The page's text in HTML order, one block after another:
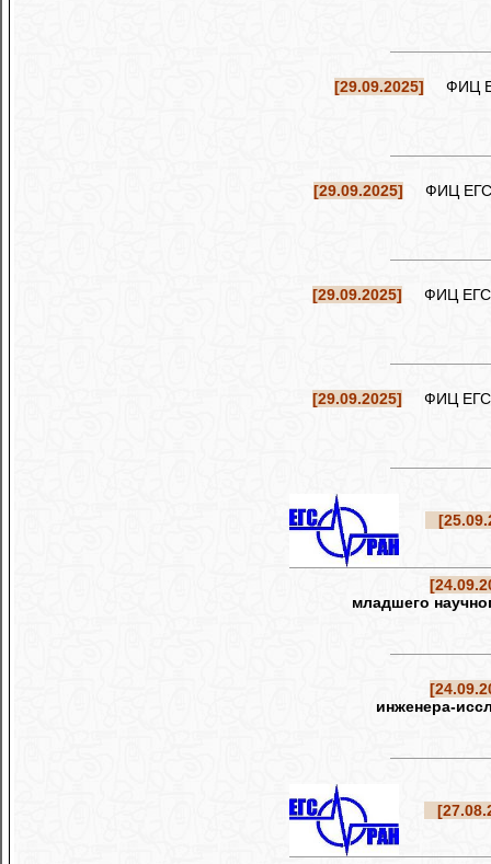
[29.09.2025] ФИЦ
[29.09.2025] ФИЦ ЕГС
[29.09.2025] ФИЦ ЕГС
[29.09.2025] ФИЦ ЕГС
младшего
инженера-